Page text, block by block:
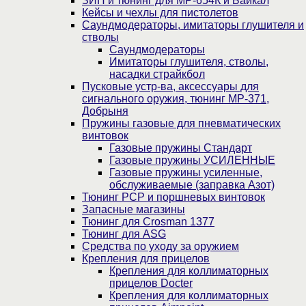
Кейсы и чехлы для пистолетов
Саундмодераторы, имитаторы глушителя и
стволы
Саундмодераторы
Имитаторы глушителя, стволы,
насадки страйкбол
Пусковые устр-ва, аксессуары для
сигнального оружия, тюнинг МР-371,
Добрыня
Пружины газовые для пневматических
винтовок
Газовые пружины Стандарт
Газовые пружины УСИЛЕННЫЕ
Газовые пружины усиленные,
обслуживаемые (заправка Азот)
Тюнинг PCP и поршневых винтовок
Запасные магазины
Тюнинг для Crosman 1377
Тюнинг для ASG
Средства по уходу за оружием
Крепления для прицелов
Крепления для коллиматорных
прицелов Docter
Крепления для коллиматорных